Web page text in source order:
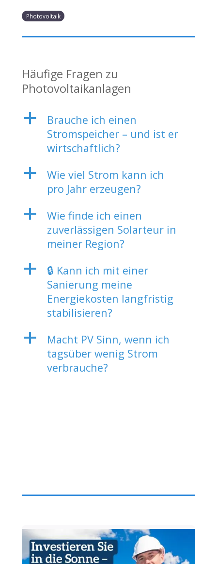
Photovoltaik
Häufige Fragen zu
Photovoltaikanlagen
a
Brauche ich einen
Stromspeicher – und ist er
wirtschaftlich?
a
Wie viel Strom kann ich
pro Jahr erzeugen?
a
Wie finde ich einen
zuverlässigen Solarteur in
meiner Region?
a
🔒 Kann ich mit einer
Sanierung meine
Energiekosten langfristig
stabilisieren?
a
Macht PV Sinn, wenn ich
tagsüber wenig Strom
verbrauche?